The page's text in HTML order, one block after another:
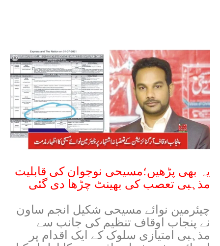
یہ بھی پڑھیں؛مسیحی نوجوان کی قابلیت
مذہبی تعصب کی بھینٹ چڑھا دی گئی
چیئرمین نوائے مسیحی شکیل انجم ساون
نے پنجاب اوقاف تنظیم کی جانب سے
مذہبی امتیازی سلوک کے ایک اقدام پر